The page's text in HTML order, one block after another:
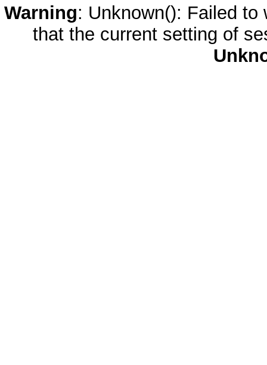
Warning: Unknown(): Failed
that the current setting of